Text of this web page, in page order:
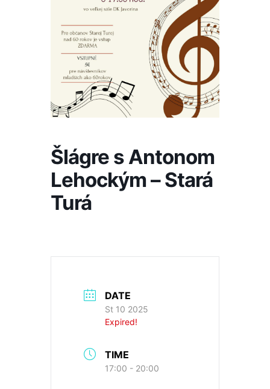
Šlágre s Antonom
Lehockým – Stará
Turá
DATE
St 10 2025
Expired!
TIME
17:00 - 20:00